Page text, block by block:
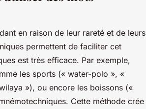
en raison de leur rareté et de leurs
permettent de faciliter cet
est très efficace. Par exemple,
les sports (« water-polo », «
»), ou encore les boissons («
Cette méthode crée